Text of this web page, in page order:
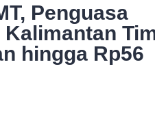
Penguasa
hingga Rp56